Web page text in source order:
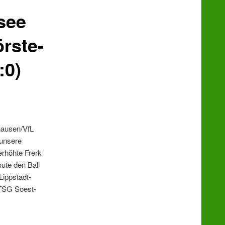
VfL
Frerk
den Ball
Soest-